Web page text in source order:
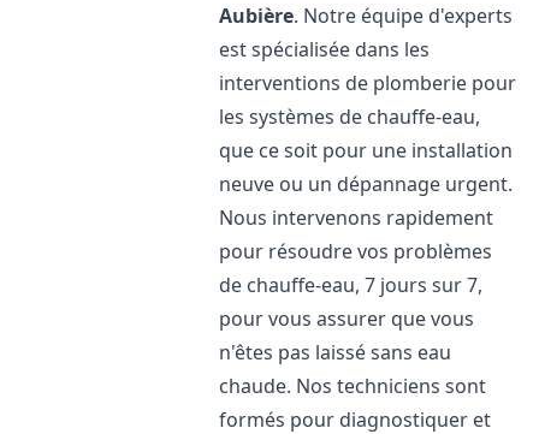
Aubière. Notre équipe d'experts
est spécialisée dans les
interventions de plomberie pour
les systèmes de chauffe-eau,
que ce soit pour une installation
neuve ou un dépannage urgent.
Nous intervenons rapidement
pour résoudre vos problèmes
de chauffe-eau, 7 jours sur 7,
pour vous assurer que vous
n'êtes pas laissé sans eau
chaude. Nos techniciens sont
formés pour diagnostiquer et